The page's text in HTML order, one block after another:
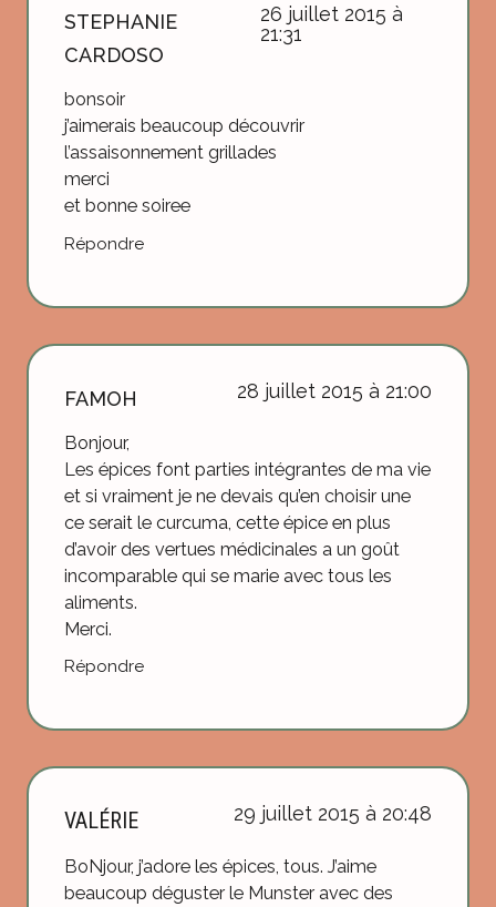
STEPHANIE
CARDOSO
26 juillet 2015 à
21:31
bonsoir
j’aimerais beaucoup découvrir
l’assaisonnement grillades
merci
et bonne soiree
Répondre
FAMOH 28 juillet 2015 à 21:00
Bonjour,
Les épices font parties intégrantes de ma vie
et si vraiment je ne devais qu’en choisir une
ce serait le curcuma, cette épice en plus
d’avoir des vertues médicinales a un goût
incomparable qui se marie avec tous les
aliments.
Merci.
Répondre
VALÉRIE 29 juillet 2015 à 20:48
BoNjour, j’adore les épices, tous. J’aime
beaucoup déguster le Munster avec des